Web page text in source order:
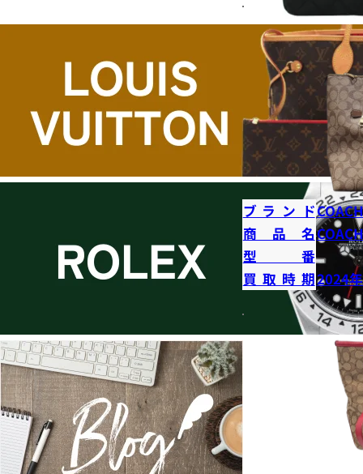
ブランドCOACH
商品名
型番
買取時期2024